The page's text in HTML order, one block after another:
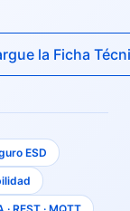
la Ficha
ESD